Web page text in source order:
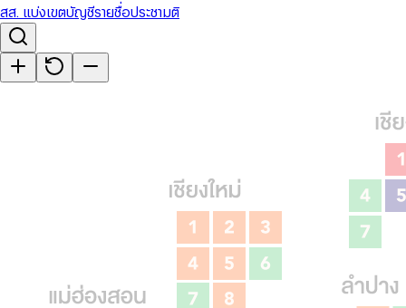
สส. แบ่งเขตบัญชีรายชื่อประชามติ